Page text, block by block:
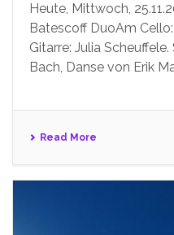
Heute, Mittwoch,
Batescoff DuoAm
Gitarre: Julia
Bach, Danse von Erik
Read More